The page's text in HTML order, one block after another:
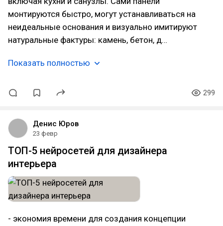
монтируются быстро, могут устанавливаться на
неидеальные основания и визуально имитируют
натуральные фактуры: камень, бетон, д…
Показать полностью
299
Денис Юров
23 февр
ТОП-5 нейросетей для дизайнера
интерьера
- экономия времени для создания концепции